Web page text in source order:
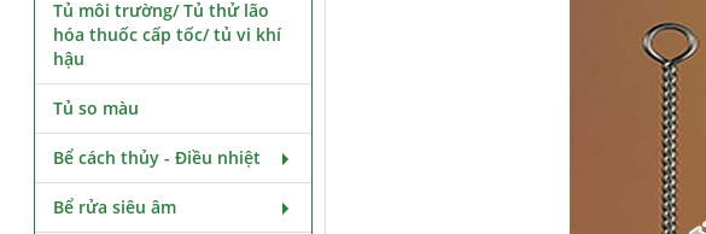
Tủ môi trường/ Tủ thử lão
hóa thuốc cấp tốc/ tủ vi khí
hậu
Tủ so màu
Bể cách thủy - Điều nhiệt
Bể rửa siêu âm